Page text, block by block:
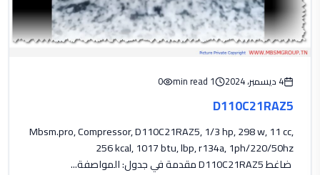
4 ديسمبر، 2024 1 min read
0
D110C21RAZ5
Mbsm.pro, Compressor, D110C21RAZ5, 1/3 hp, 298 w, 11 cc,
256 kcal, 1017 btu, lbp, r134a, 1ph/220/50hz
ضاغط D110C21RAZ5 مقدمة في جدول: المواصفة...